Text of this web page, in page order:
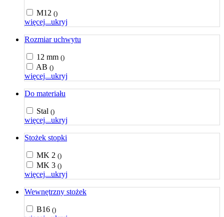
M12 ()
więcej...ukryj
Rozmiar uchwytu
12 mm ()
AB ()
więcej...ukryj
Do materiału
Stal ()
więcej...ukryj
Stożek stopki
MK 2 ()
MK 3 ()
więcej...ukryj
Wewnętrzny stożek
B16 ()